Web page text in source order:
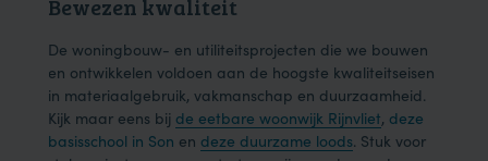
Bewezen kwaliteit
De woningbouw- en utiliteitsprojecten die we bouwen
en ontwikkelen voldoen aan de hoogste kwaliteitseisen
in materiaalgebruik, vakmanschap en duurzaamheid.
Kijk maar eens bij de eetbare woonwijk Rijnvliet, deze
basisschool in Son en deze duurzame loods. Stuk voor